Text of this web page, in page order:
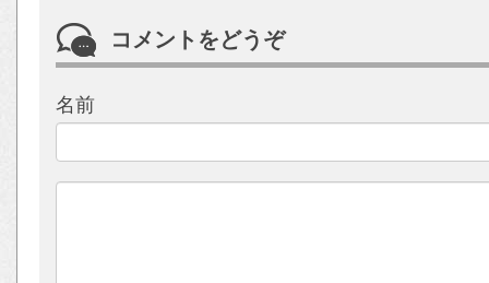
コメントをどうぞ
名前